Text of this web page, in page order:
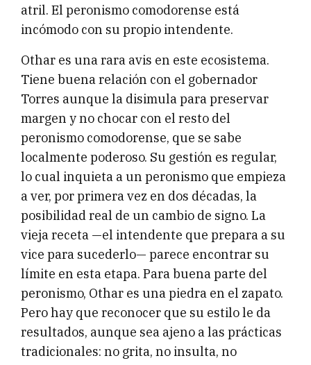
atril. El peronismo comodorense está
incómodo con su propio intendente.
Othar es una rara avis en este ecosistema.
Tiene buena relación con el gobernador
Torres aunque la disimula para preservar
margen y no chocar con el resto del
peronismo comodorense, que se sabe
localmente poderoso. Su gestión es regular,
lo cual inquieta a un peronismo que empieza
a ver, por primera vez en dos décadas, la
posibilidad real de un cambio de signo. La
vieja receta —el intendente que prepara a su
vice para sucederlo— parece encontrar su
límite en esta etapa. Para buena parte del
peronismo, Othar es una piedra en el zapato.
Pero hay que reconocer que su estilo le da
resultados, aunque sea ajeno a las prácticas
tradicionales: no grita, no insulta, no